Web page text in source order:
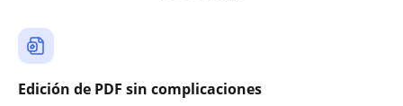
Edición de PDF sin complicaciones